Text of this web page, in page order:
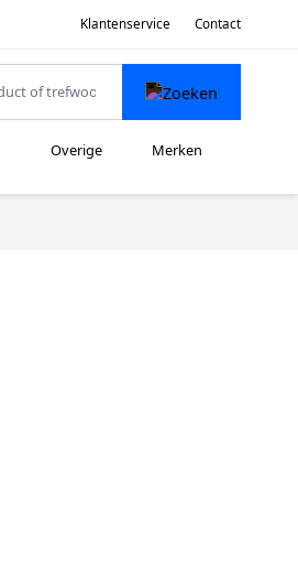
Klantenservice Contact
Overige Merken